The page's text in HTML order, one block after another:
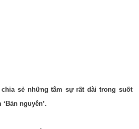
chia sẻ những tâm sự rất dài trong suốt
nguyên’.